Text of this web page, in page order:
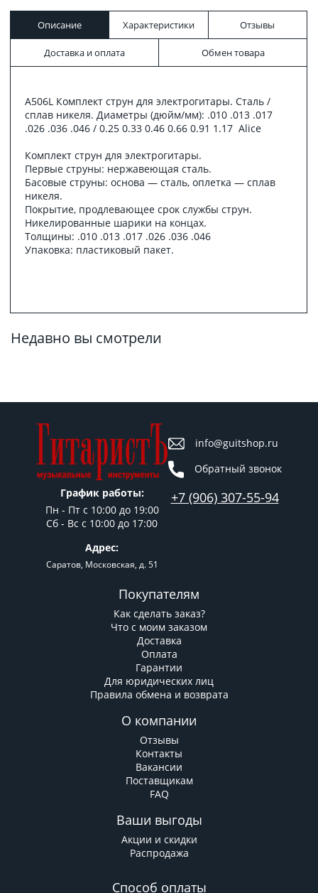
Описание Характеристики Отзывы
Доставка и оплата Обмен товара
A506L Комплект струн для электрогитары. Сталь /
сплав никеля. Диаметры (дюйм/мм): .010 .013 .017
.026 .036 .046 / 0.25 0.33 0.46 0.66 0.91 1.17 Alice
Комплект струн для электрогитары.
Первые струны: нержавеющая сталь.
Басовые струны: основа — сталь, оплетка — сплав
никеля.
Покрытие, продлевающее срок службы струн.
Никелированные шарики на концах.
Толщины: .010 .013 .017 .026 .036 .046
Упаковка: пластиковый пакет.
Недавно вы смотрели
График работы:
Пн - Пт c 10:00 до 19:00
Сб - Вс с 10:00 до 17:00
Адрес:
Саратов, Московская, д. 51
info@guitshop.ru
Обратный звонок
+7 (906) 307-55-94
Покупателям
Как сделать заказ?
Что с моим заказом
Доставка
Оплата
Гарантии
Для юридических лиц
Правила обмена и возврата
О компании
Отзывы
Контакты
Вакансии
Поставщикам
FAQ
Ваши выгоды
Акции и скидки
Распродажа
Способ оплаты